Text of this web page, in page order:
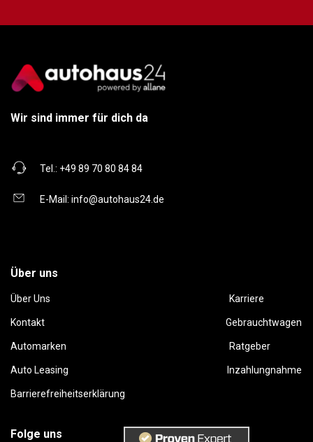
Wir sind immer für dich da
Tel.: +49 89 70 80 84 84
E-Mail: info@autohaus24.de
Über uns
Über Uns Karriere
Kontakt Gebrauchtwagen
Automarken Ratgeber
Auto Leasing Inzahlungnahme
Barrierefreiheitserklärung
Folge uns